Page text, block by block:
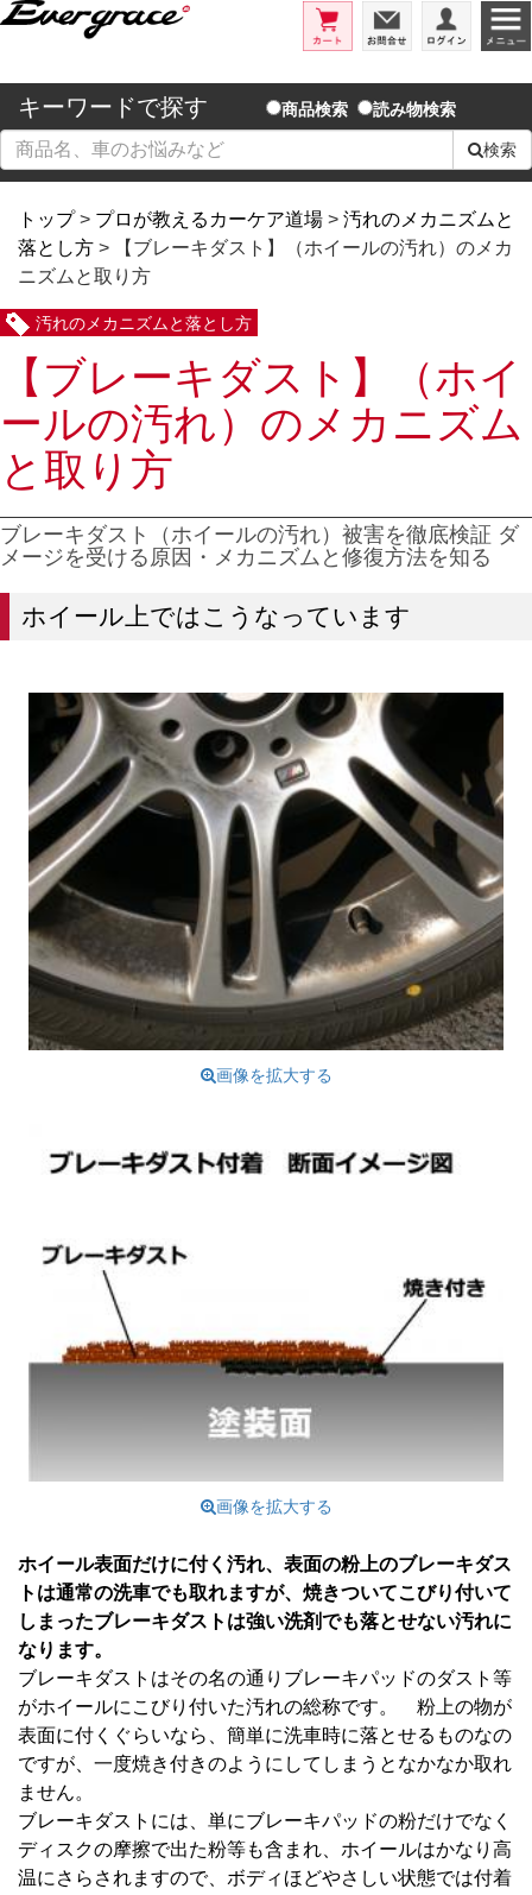
エバーグレイス/洗車用品とコーテ
カート お問合せ ログイ
キーワードで探す 商品検索 読み物検索
検索
トップ> プロが教えるカーケア道場 > 汚れのメカニズムと
落とし方 > 【ブレーキダスト】（ホイールの汚れ）のメカ
ニズムと取り方
汚れのメカニズムと落とし方
【ブレーキダスト】（ホイ
ールの汚れ）のメカニズム
と取り方
ブレーキダスト（ホイールの汚れ）被害を徹底検証 ダ
メージを受ける原因・メカニズムと修復方法を知る
ホイール上ではこうなっています
画像を拡大する
画像を拡大する
ホイール表面だけに付く汚れ、表面の粉上のブレーキダス
トは通常の洗車でも取れますが、焼きついてこびり付いて
しまったブレーキダストは強い洗剤でも落とせない汚れに
なります。
ブレーキダストはその名の通りブレーキパッドのダスト等
がホイールにこびり付いた汚れの総称です。 粉上の物が
表面に付くぐらいなら、簡単に洗車時に落とせるものなの
ですが、一度焼き付きのようにしてしまうとなかなか取れ
ません。
ブレーキダストには、単にブレーキパッドの粉だけでなく
ディスクの摩擦で出た粉等も含まれ、ホイールはかなり高
温にさらされますので、ボディほどやさしい状態では付着